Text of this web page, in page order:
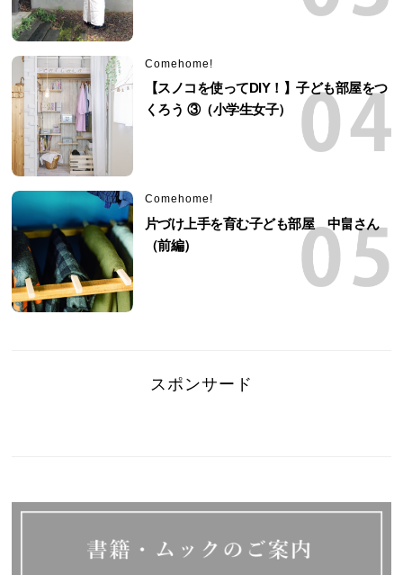
Comehome!
【スノコを使ってDIY！】子ども部屋をつ
くろう ③（小学生女子）
Comehome!
片づけ上手を育む子ども部屋 中畠さん
（前編）
スポンサード